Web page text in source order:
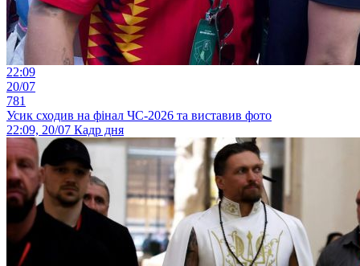
22:09
20/07
781
Усик сходив на фінал ЧС-2026 та виставив фото
22:09, 20/07 Кадр дня